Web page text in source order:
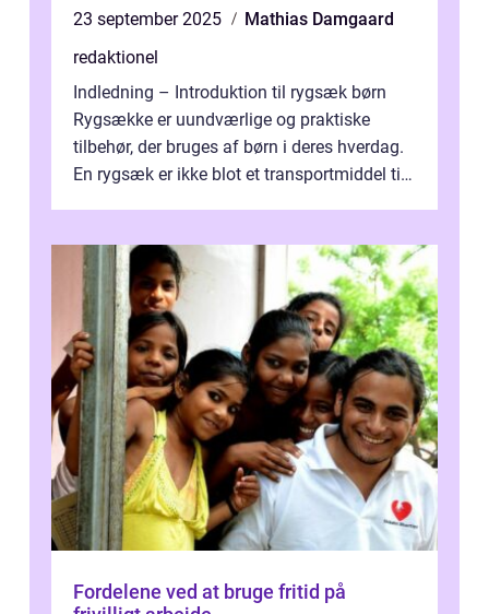
23 september 2025
Mathias Damgaard
redaktionel
Indledning – Introduktion til rygsæk børn
Rygsække er uundværlige og praktiske
tilbehør, der bruges af børn i deres hverdag.
En rygsæk er ikke blot et transportmiddel til
Fordelene ved at bruge fritid på